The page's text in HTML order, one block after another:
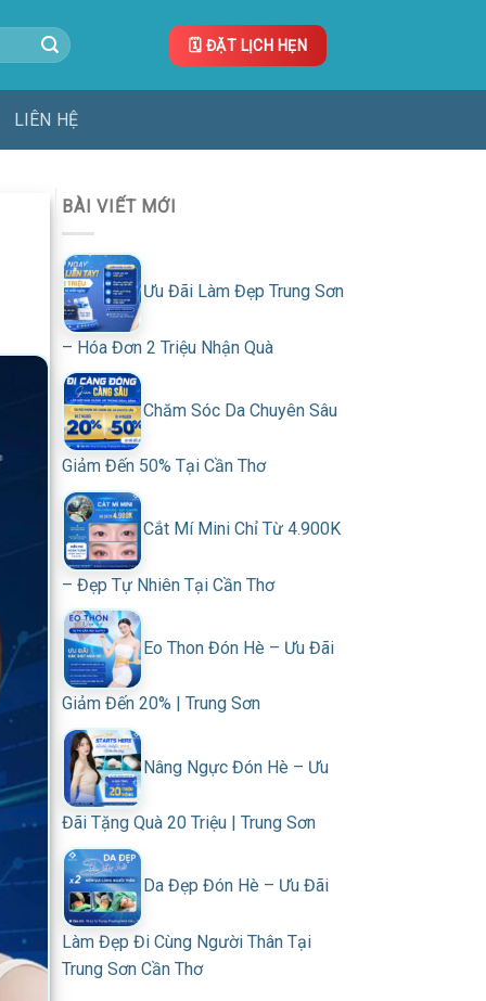
🗓️ ĐẶT LỊCH HẸN
LIÊN HỆ
BÀI VIẾT MỚI
Ưu Đãi Làm Đẹp Trung Sơn
– Hóa Đơn 2 Triệu Nhận Quà
Chăm Sóc Da Chuyên Sâu
Giảm Đến 50% Tại Cần Thơ
Cắt Mí Mini Chỉ Từ 4.900K
– Đẹp Tự Nhiên Tại Cần Thơ
Eo Thon Đón Hè – Ưu Đãi
Giảm Đến 20% | Trung Sơn
Nâng Ngực Đón Hè – Ưu
Đãi Tặng Quà 20 Triệu | Trung Sơn
Da Đẹp Đón Hè – Ưu Đãi
Làm Đẹp Đi Cùng Người Thân Tại
Trung Sơn Cần Thơ